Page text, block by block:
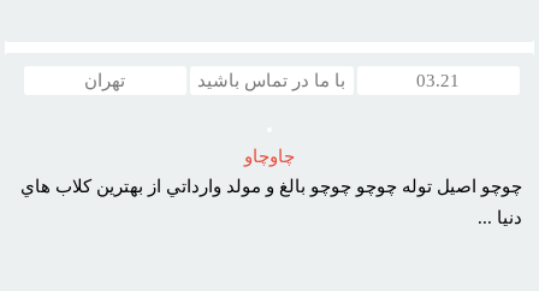
03.21 با ما در تماس باشید تهران
چاوچاو
چوچو اصيل توله چوچو چوچو بالغ و مولد وارداتي از بهترين کلاب هاي
دنيا ...